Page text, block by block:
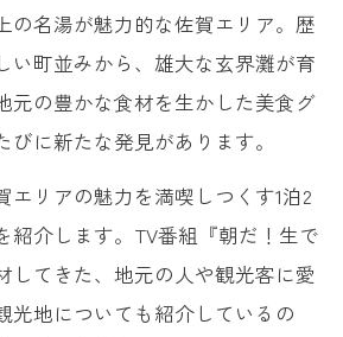
の名湯が魅力的な佐賀エリア。歴
い町並みから、雄大な玄界灘が育
元の豊かな食材を生かした美食グ
に新たな発見があります。
エリアの魅力を満喫しつくす1泊2
紹介します。TV番組『朝だ！生で
してきた、地元の人や観光客に愛
光地についても紹介しているの